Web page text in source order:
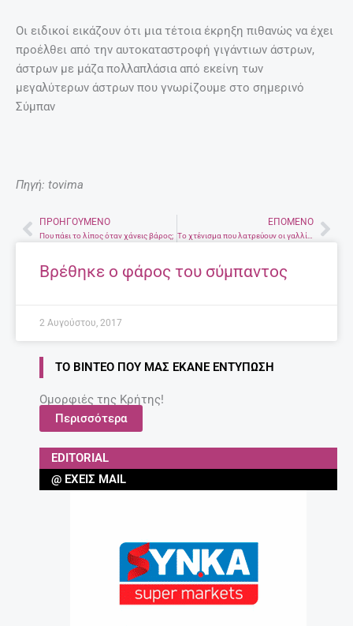
Οι ειδικοί εικάζουν ότι μια τέτοια έκρηξη πιθανώς να έχει
προέλθει από την αυτοκαταστροφή γιγάντιων άστρων,
άστρων με μάζα πολλαπλάσια από εκείνη των
μεγαλύτερων άστρων που γνωρίζουμε στο σημερινό
Σύμπαν
Πηγή: tovima
PrevΠΡΟΗΓΟΎΜΕΝΟ
Που πάει το λίπος όταν χάνεις βάρος;
ΕΠΌΜΕΝΟ
Βρέθηκε ο φάρος του σύμπαντος
2 Αυγούστου, 2017
ΤΟ ΒΊΝΤΕΟ ΠΟΥ ΜΑΣ ΈΚΑΝΕ ΕΝΤΎΠΩΣΗ
Ομορφιές της Κρήτης!
Περισσότερα
EDITORIAL
@ ΈΧΕΙΣ MAIL